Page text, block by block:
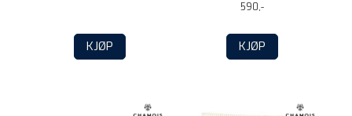
KJØP
590,-
KJØP